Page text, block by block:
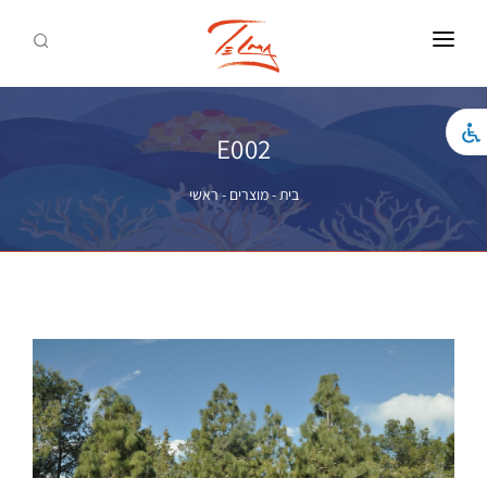
ראשי
צילומים להדפסה
כל המוצרים
E002
בית-מוצרים -ראשי